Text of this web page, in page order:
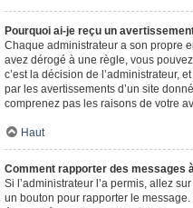
Pourquoi ai-je reçu un
Chaque administrateur a son propre
avez dérogé à une règle, vous
c’est la décision de l’administrateur,
par les avertissements d’un site
comprenez pas les raisons de votre
Haut
Comment rapporter des messages
Si l’administrateur l’a permis, allez
un bouton pour rapporter le